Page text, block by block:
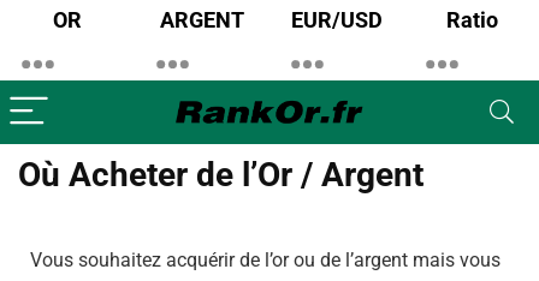
OR ARGENT EUR/USD Ratio
Où Acheter de l’Or / Argent
Vous souhaitez acquérir de l’or ou de l’argent mais vous